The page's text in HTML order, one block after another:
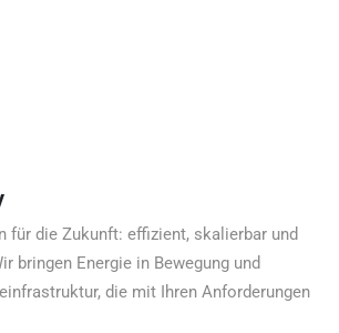
für die Zukunft: effizient, skalierbar und
bringen Energie in Bewegung und
die mit Ihren Anforderungen